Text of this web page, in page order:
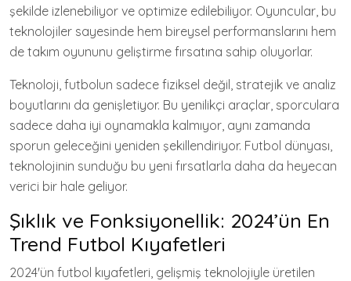
şekilde izlenebiliyor ve optimize edilebiliyor. Oyuncular, bu
teknolojiler sayesinde hem bireysel performanslarını hem
de takım oyununu geliştirme fırsatına sahip oluyorlar.
Teknoloji, futbolun sadece fiziksel değil, stratejik ve analiz
boyutlarını da genişletiyor. Bu yenilikçi araçlar, sporculara
sadece daha iyi oynamakla kalmıyor, aynı zamanda
sporun geleceğini yeniden şekillendiriyor. Futbol dünyası,
teknolojinin sunduğu bu yeni fırsatlarla daha da heyecan
verici bir hale geliyor.
Şıklık ve Fonksiyonellik: 2024’ün En
Trend Futbol Kıyafetleri
2024'ün futbol kıyafetleri, gelişmiş teknolojiyle üretilen